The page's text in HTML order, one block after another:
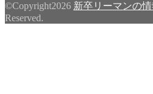
©Copyright2026 新卒リーマンの
Reserved.